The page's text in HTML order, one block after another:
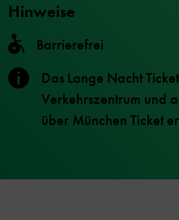
Hinweise
Barrierefrei
Das Lange Nacht
Verkehrszentrum und
über München Ticket